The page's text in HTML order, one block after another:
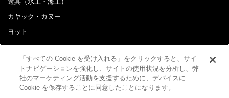
遊具（水上・海上）
カヤック・カヌー
ヨット
B&G海洋センター 配備艇など
おすすめ商品
お買い得備品・中古艇情報
「すべての Cookie を受け入れる」をクリックすると、サイ
トナビゲーションを強化し、サイトの使用状況を分析し、弊
社のマーケティング活動を支援するために、デバイスに
Cookie を保存することに同意したことになります。